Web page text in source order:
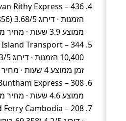
ממוצע 3.9 שעות · מחיר ממוצע ~98 ₪
זמן ממוצע 4 שעות · מחיר ממוצע ~102 ₪
ממוצע 4.6 שעות · מחיר ממוצע ~130 ₪